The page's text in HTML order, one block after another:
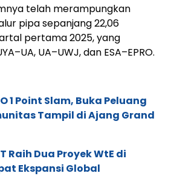
telah merampungkan
pipa sepanjang 22,06
pertama 2025, yang
UA–UWJ, dan ESA–EPRO.
1 Point Slam, Buka Peluang
Tampil di Ajang Grand
Raih Dua Proyek WtE di
Ekspansi Global